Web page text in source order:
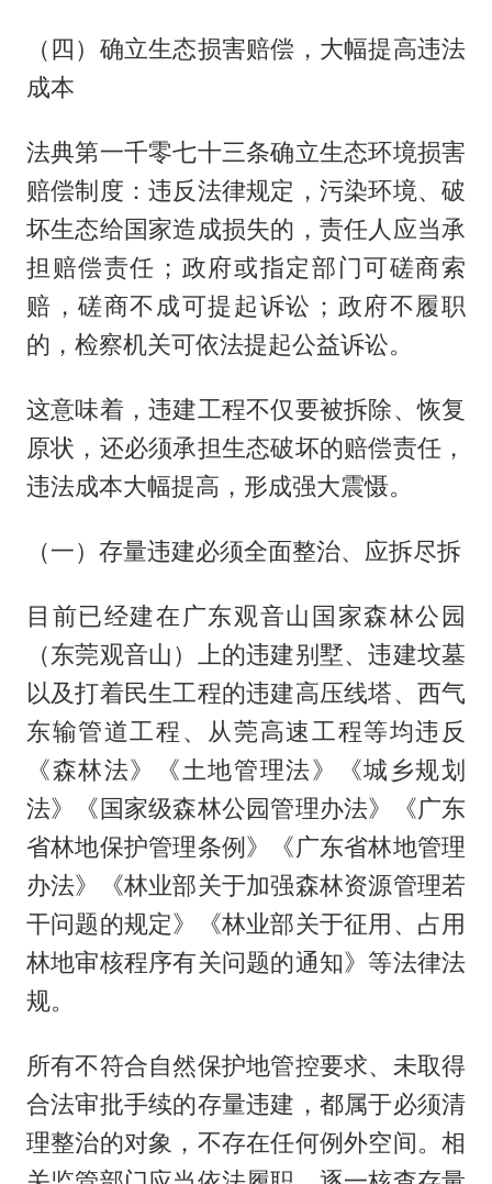
（四）确立生态损害赔偿，大幅提高违法
成本
法典第一千零七十三条确立生态环境损害
赔偿制度：违反法律规定，污染环境、破
坏生态给国家造成损失的，责任人应当承
担赔偿责任；政府或指定部门可磋商索
赔，磋商不成可提起诉讼；政府不履职
的，检察机关可依法提起公益诉讼。
这意味着，违建工程不仅要被拆除、恢复
原状，还必须承担生态破坏的赔偿责任，
违法成本大幅提高，形成强大震慑。
（一）存量违建必须全面整治、应拆尽拆
目前已经建在广东观音山国家森林公园
（东莞观音山）上的违建别墅、违建坟墓
以及打着民生工程的违建高压线塔、西气
东输管道工程、从莞高速工程等均违反
《森林法》《土地管理法》《城乡规划
法》《国家级森林公园管理办法》《广东
省林地保护管理条例》《广东省林地管理
办法》《林业部关于加强森林资源管理若
干问题的规定》《林业部关于征用、占用
林地审核程序有关问题的通知》等法律法
规。
所有不符合自然保护地管控要求、未取得
合法审批手续的存量违建，都属于必须清
理整治的对象，不存在任何例外空间。相